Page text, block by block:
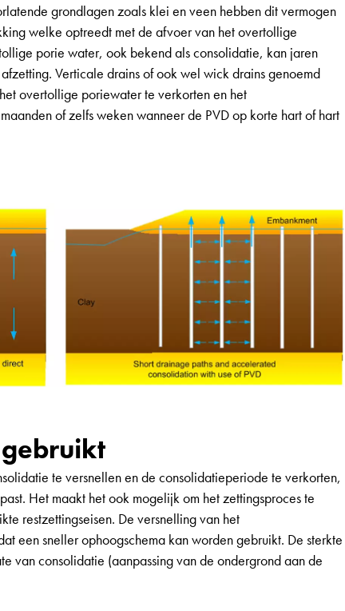
grondlagen zoals klei en veen hebben dit vermogen
welke optreedt met de afvoer van het overtollige
porie water, ook bekend als consolidatie, kan jaren
Verticale drains of ook wel wick drains genoemd
overtollige poriewater te verkorten en het
of zelfs weken wanneer de PVD op korte hart of hart
te versnellen en de consolidatieperiode te verkorten,
Het maakt het ook mogelijk om het zettingsproces te
restzettingseisen. De versnelling van het
een sneller ophoogschema kan worden gebruikt. De sterkte
van consolidatie (aanpassing van de ondergrond aan de